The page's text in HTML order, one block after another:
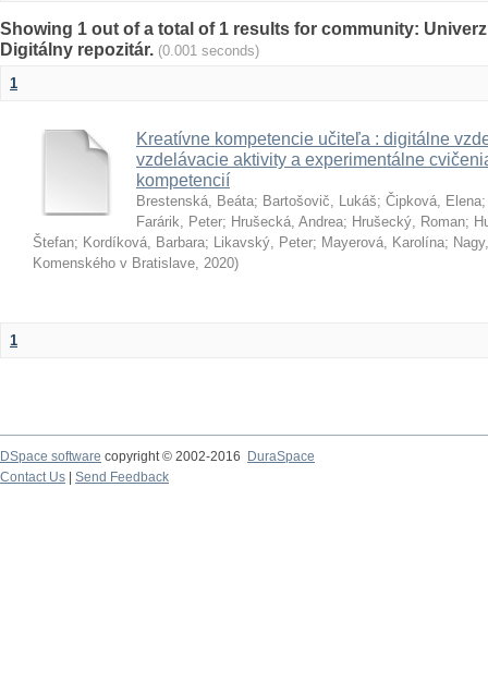
Showing 1 out of a total of 1 results for community:
Digitálny repozitár. (0.001 seconds)
1
Kreatívne kompetencie učiteľa : digitálne
vzdelávacie aktivity a experimentálne
kompetencií
Brestenská, Beáta; Bartošovič, Lukáš; Čipková, Elena
Farárik, Peter; Hrušecká, Andrea; Hrušecký, Roman;
Štefan; Kordíková, Barbara; Likavský, Peter; Mayerová, Karolína;
Komenského v Bratislave, 2020)
1
DSpace software copyright © 2002-2016
DuraSpace
Contact Us
Send Feedback